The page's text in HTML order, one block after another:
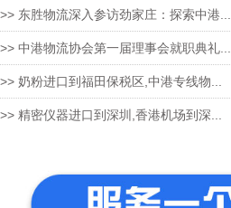
>> 东胜物流深入参访劲家庄：探索中港...
>> 中港物流协会第一届理事会就职典礼...
>> 奶粉进口到福田保税区,中港专线物...
>> 精密仪器进口到深圳,香港机场到深...